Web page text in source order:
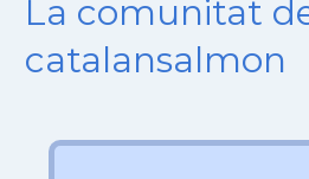
La comunitat
catalansalmon